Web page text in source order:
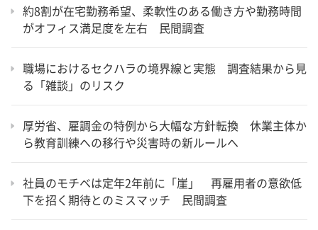
約8割が在宅勤務希望、柔軟性のある働き方や勤務時間
がオフィス満足度を左右 民間調査
職場におけるセクハラの境界線と実態 調査結果から見
る「雑談」のリスク
厚労省、雇調金の特例から大幅な方針転換 休業主体か
ら教育訓練への移行や災害時の新ルールへ
社員のモチベは定年2年前に「崖」 再雇用者の意欲低
下を招く期待とのミスマッチ 民間調査